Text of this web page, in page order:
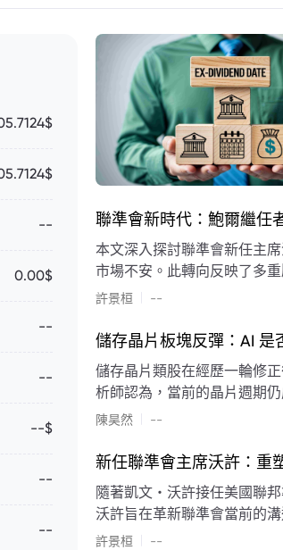
--
0.00$
--
--
--$
--
--
聯準會新時代：鮑爾繼任
本文深入探討聯準會新任主
市場不安。此轉向反映了多
素限制了聯準會實施降息或
許景桓 --
儲存晶片板塊反彈：AI 是
儲存晶片類股在經歷一輪修
析師認為，當前的晶片週期
限的支撐下，價格預期將持續
陳昊然 --
新任聯準會主席沃許：重
隨著凱文・沃許接任美國聯
沃許旨在革新聯準會當前的
計畫重塑政策預期的發布方
許景桓 --